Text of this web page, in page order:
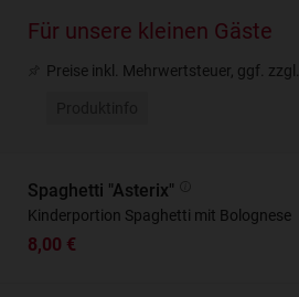
Für unsere kleinen Gäste
Preise inkl. Mehrwertsteuer, ggf. zzgl.
Spaghetti "Asterix"
Kinderportion Spaghetti mit Bolognese
8,00 €